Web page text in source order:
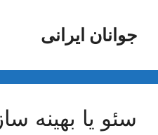
محتواجوانان ایرانی
سئو یا بهینه